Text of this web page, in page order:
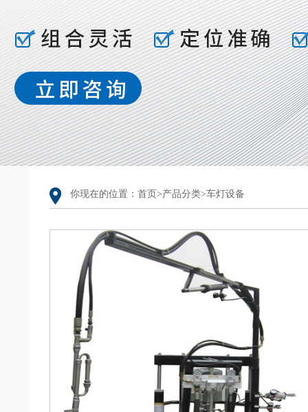
你现在的位置：首页>产品分类>车灯设备